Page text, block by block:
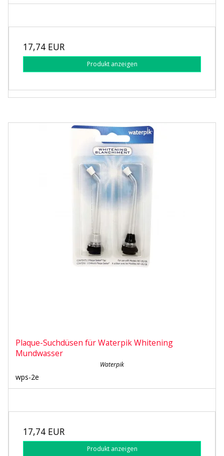
17,74 EUR
Produkt anzeigen
Plaque-Suchdüsen für Waterpik Whitening
Mundwasser
Waterpik
wps-2e
17,74 EUR
Produkt anzeigen